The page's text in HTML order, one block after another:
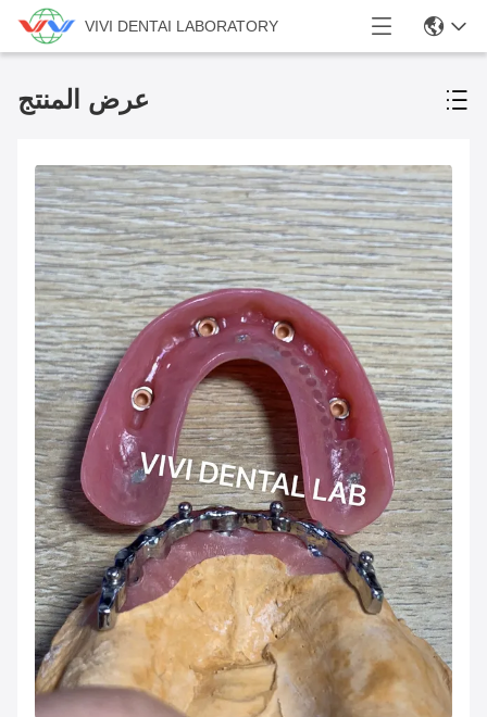
VIVI DENTAI LABORATORY
عرض المنتج